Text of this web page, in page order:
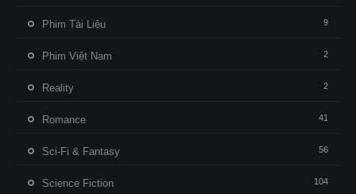
Phim Tài Liệu 9
Phim Việt Nam 2
Reality 2
Romance 41
Sci-Fi & Fantasy 56
Science Fiction 104